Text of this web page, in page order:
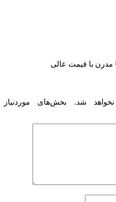
مدرن با قیمت عالی
شد.
بخش‌های موردنیاز